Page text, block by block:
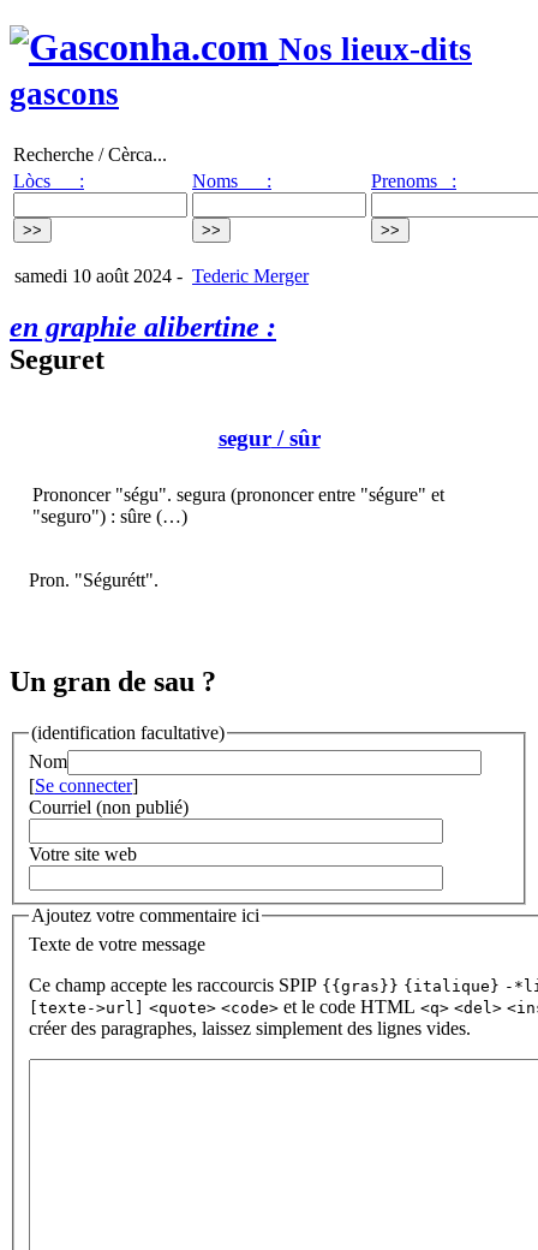
Nos lieux-dits
gascons
Recherche / Cèrca...
Lòcs :
Noms : Prenoms :
samedi 10 août 2024 - Tederic Merger
en graphie alibertine :
Seguret
segur/ sûr
Prononcer "ségu". segura (prononcer entre "ségure" et
"seguro") : sûre (…)
Pron. "Ségurétt".
Un gran de sau ?
(identification facultative)
Nom
[Se connecter]
Courriel (non publié)
Votre site web
Ajoutez votre commentaire ici
Texte de votre message
Ce champ accepte les raccourcis SPIP {{gras}} {italique} -
[texte->url] <quote> <code> et le code HTML <q> <del>
créer des paragraphes, laissez simplement des lignes vides.